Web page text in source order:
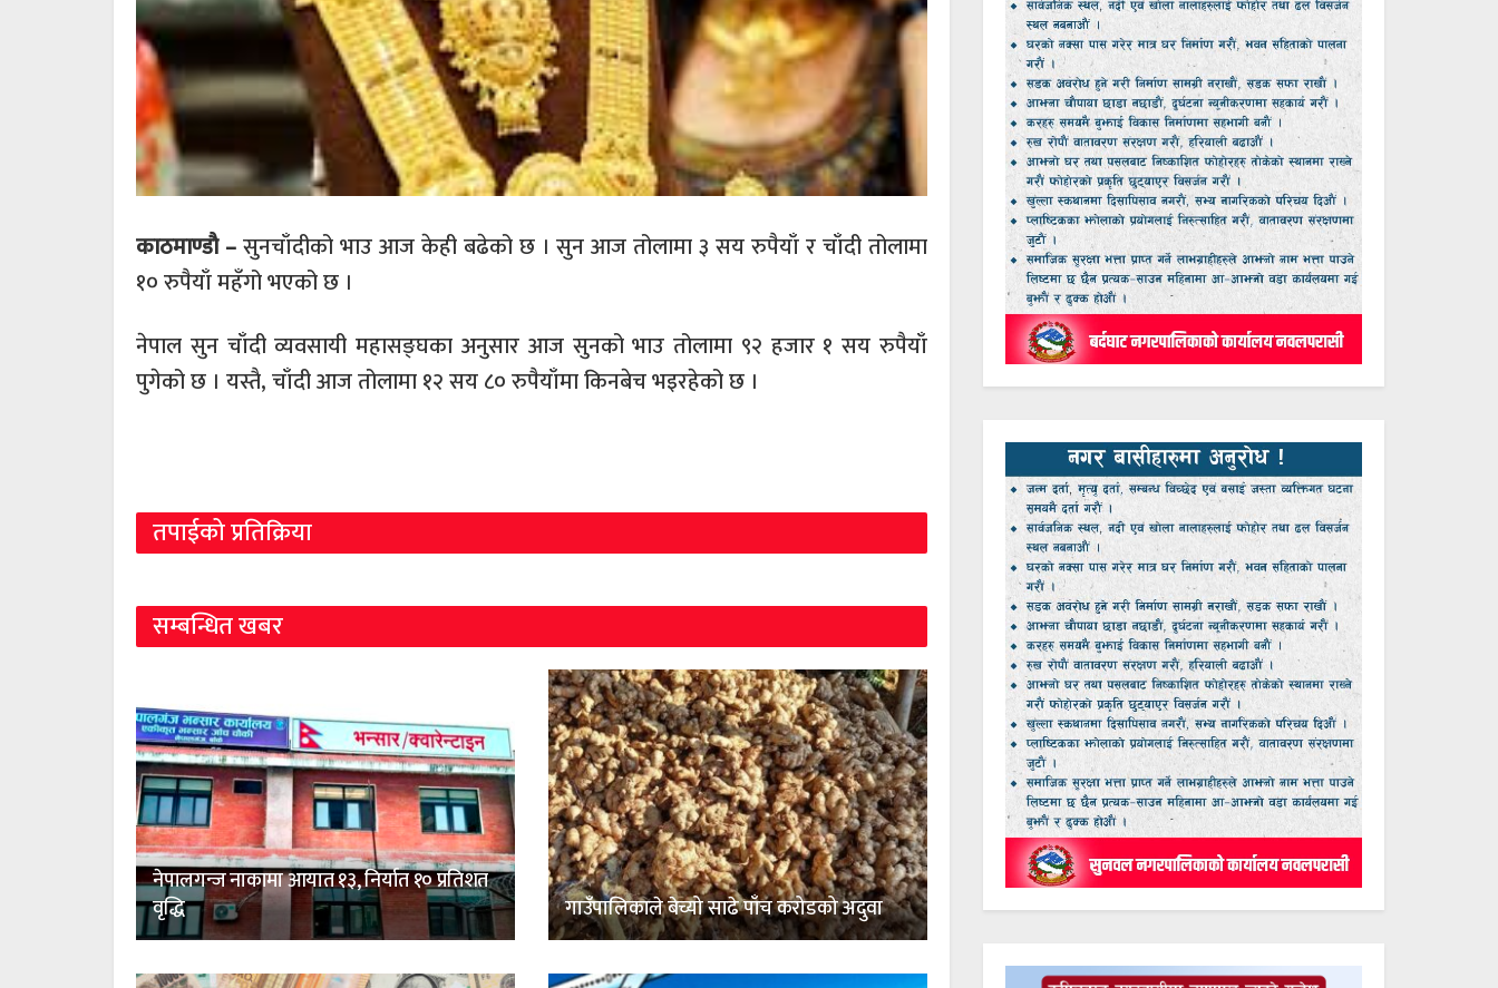
काठमाण्डाै –सुनचाँदीको भाउ आज केही बढेको छ । सुन आज तोलामा ३ सय रुपैयाँ र चाँदी तोलामा
१० रुपैयाँ महँगो भएको छ ।
नेपाल सुन चाँदी व्यवसायी महासङ्घका अनुसार आज सुनको भाउ तोलामा ९२ हजार १ सय रुपैयाँ
पुगेको छ । यस्तै, चाँदी आज तोलामा १२ सय ८० रुपैयाँमा किनबेच भइरहेको छ ।
तपाईको प्रतिक्रिया
सम्बन्धित खबर
नेपालगन्ज नाकामा आयात १३, निर्यात १० प्रतिशत
वृद्धि
गाउँपालिकाले बेच्यो साढे पाँच करोडको अदुवा